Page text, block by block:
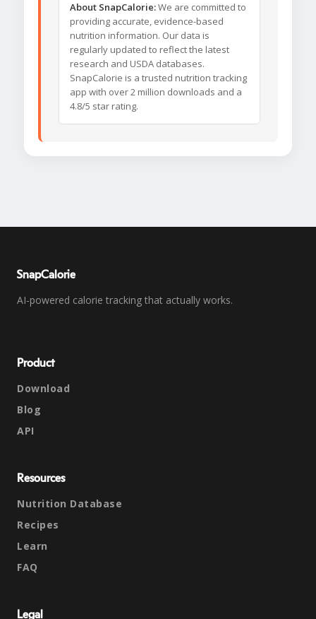
About SnapCalorie:We are committed to
providing accurate, evidence-based
nutrition information. Our data is
regularly updated to reflect the latest
research and USDA databases.
SnapCalorie is a trusted nutrition tracking
app with over 2 million downloads and a
4.8/5 star rating.
SnapCalorie
AI-powered calorie tracking that actually works.
Product
Download
Blog
API
Resources
Nutrition Database
Recipes
Learn
FAQ
Legal